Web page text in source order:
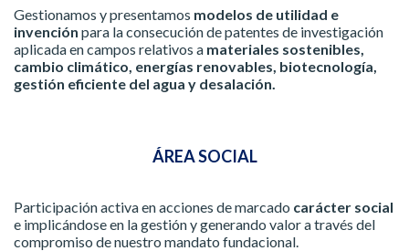
Gestionamos y presentamos modelos de utilidad e
invención para la consecución de patentes de investigación
aplicada en campos relativos a materiales sostenibles,
cambio climático, energías renovables, biotecnología,
gestión eficiente del agua y desalación.
ÁREA SOCIAL
Participación activa en acciones de marcado carácter social
e implicándose en la gestión y generando valor a través del
compromiso de nuestro mandato fundacional.